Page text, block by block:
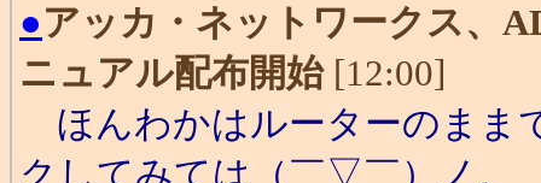
●アッカ・ネットワークス、
ニュアル配布開始[12:00]
ほんわかはルーターのまま
クしてみては（￣▽￣）ノ。